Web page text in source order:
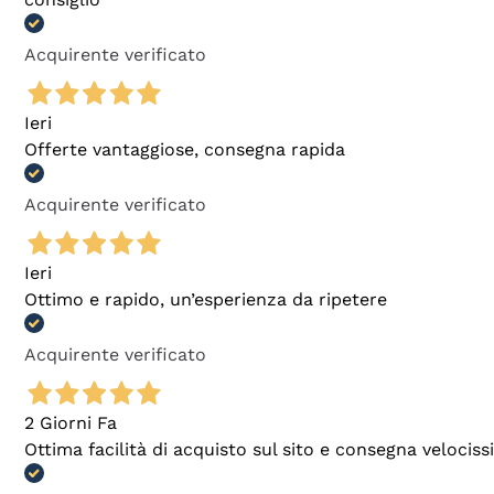
Acquirente verificato
Ieri
Offerte vantaggiose, consegna rapida
Acquirente verificato
Ieri
Ottimo e rapido, un’esperienza da ripetere
Acquirente verificato
2 Giorni Fa
Ottima facilità di acquisto sul sito e consegna